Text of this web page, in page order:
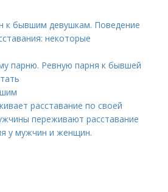
к бывшим девушкам. Поведение
некоторые
парню. Ревную парня к бывшей
расставание по своей
переживают расставание
у мужчин и женщин.